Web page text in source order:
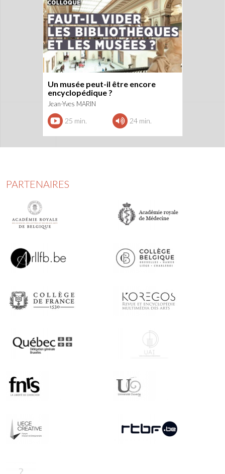
Un musée peut-il être encore
encyclopédique ?
Jean-Yves MARIN
25 min. 24 min.
PARTENAIRES